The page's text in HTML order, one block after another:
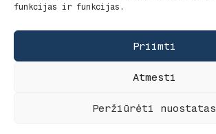
funkcijas ir funkcijas.
Priimti
Atmesti
Peržiūrėti nuostatas
Kontaktai
G. Rūko Firma Tengris -